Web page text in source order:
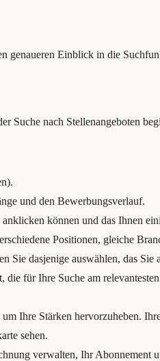
genaueren Einblick in die
Suche nach Stellenangeboten
und den Bewerbungsverlauf.
können und das Ihnen
Positionen, gleiche
dasjenige auswählen, das Sie
für Ihre Suche am
Ihre Stärken hervorzuheben.
sehen.
verwalten, Ihr Abonnement